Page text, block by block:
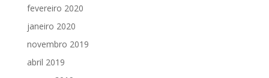
fevereiro 2020
janeiro 2020
novembro 2019
abril 2019